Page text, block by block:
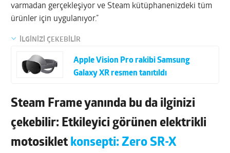
varmadan gerçekleşiyor ve Steam kütüphanenizdeki tüm
ürünler için uygulanıyor.”
İLGİNİZİ ÇEKEBİLİR
Apple Vision Pro rakibi Samsung
Galaxy XR resmen tanıtıldı
Steam Frame yanında bu da ilginizi
çekebilir: Etkileyici görünen elektrikli
motosiklet konsepti: Zero SR-X